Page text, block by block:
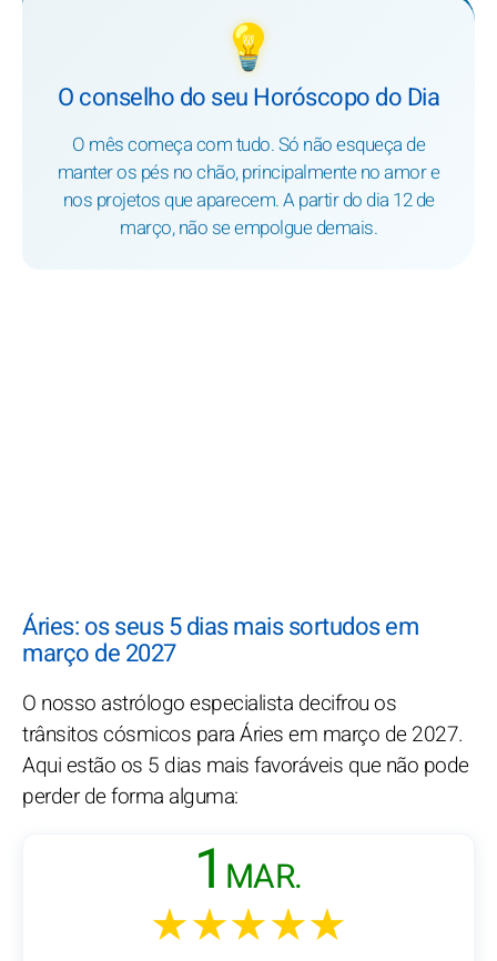
💡
O conselho do seu Horóscopo do Dia
O mês começa com tudo. Só não esqueça de
manter os pés no chão, principalmente no amor e
nos projetos que aparecem. A partir do dia 12 de
março, não se empolgue demais.
Áries: os seus 5 dias mais sortudos em
março de 2027
O nosso astrólogo especialista decifrou os
trânsitos cósmicos para Áries em março de 2027.
Aqui estão os 5 dias mais favoráveis que não pode
perder de forma alguma:
1 MAR.
★★★★★